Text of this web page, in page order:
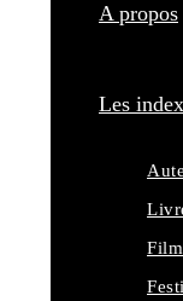
A propos
Les index